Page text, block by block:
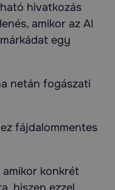
hivatkozás
amikor az AI
egy
netán fogászati
fájdalommentes
amikor konkrét